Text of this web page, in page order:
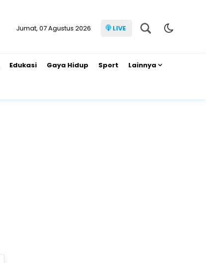
Jumat, 07 Agustus 2026 LIVE
Edukasi Gaya Hidup Sport Lainnya